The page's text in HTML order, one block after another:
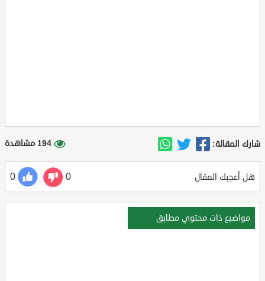
شارك المقالة: 194 مشاهدة
هل أعجبك المقال 0
0
مواضيع ذات محتوي مطابق